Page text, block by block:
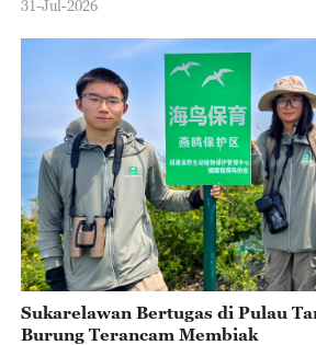
31-Jul-2026
Sukarelawan Bertugas di Pulau
Burung Terancam Membiak